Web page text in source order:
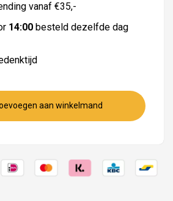
vanaf €35,-
14:00 besteld dezelfde dag
aan winkelmand